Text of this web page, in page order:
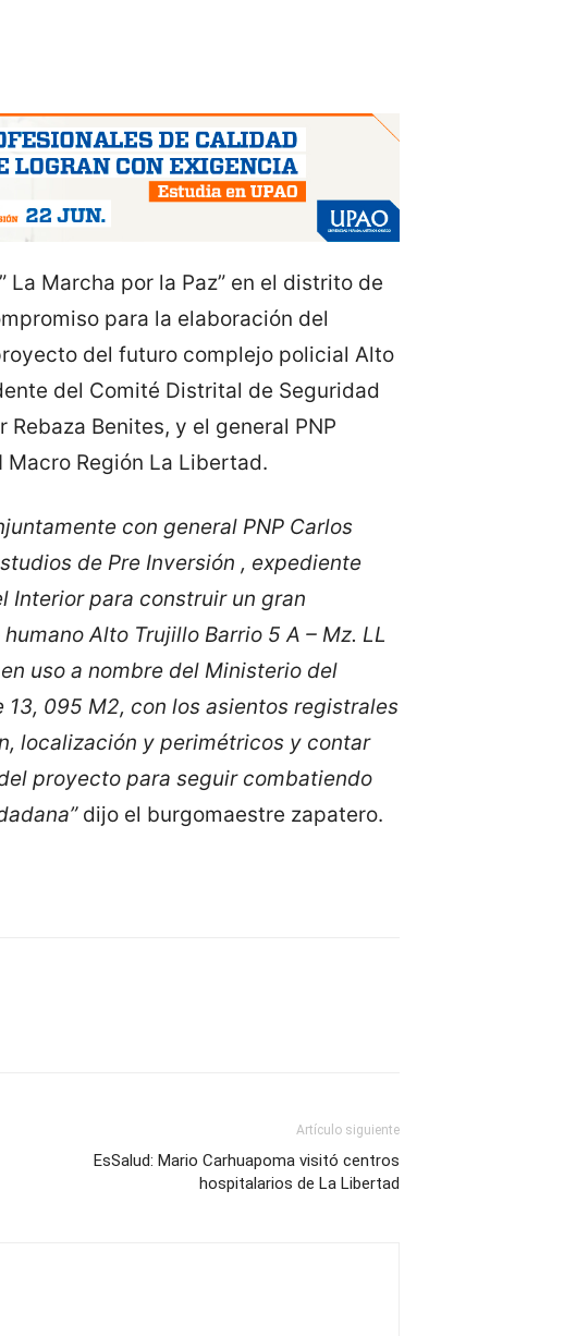
Marcha por la Paz” en el distrito de
para la elaboración del
del futuro complejo policial Alto
del Comité Distrital de Seguridad
Benites, y el general PNP
Macro Región La Libertad.
con general PNP Carlos
de Pre Inversión , expediente
Interior para construir un gran
Alto Trujillo Barrio 5 A – Mz. LL
uso a nombre del Ministerio del
095 M2, con los asientos registrales
localización y perimétricos y contar
proyecto para seguir combatiendo
dijo el burgomaestre zapatero.
Artículo siguiente
EsSalud: Mario Carhuapoma visitó centros
hospitalarios de La Libertad